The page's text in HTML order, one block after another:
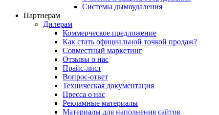
Системы дымоудаления
Партнерам
Дилерам
Коммерческое предложение
Как стать официальной точкой продаж?
Совместный маркетинг
Отзывы о нас
Прайс-лист
Вопрос-ответ
Техническая документация
Пресса о нас
Рекламные материалы
Материалы для наполнения сайтов